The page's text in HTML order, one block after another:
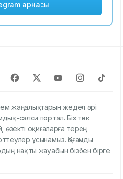
арнасы
жаңалықтарын жедел әрі
саяси портал. Біз тек
өзекті оқиғаларға терең
ұсынамыз. Қоғамды
нақты жауабын бізбен бірге